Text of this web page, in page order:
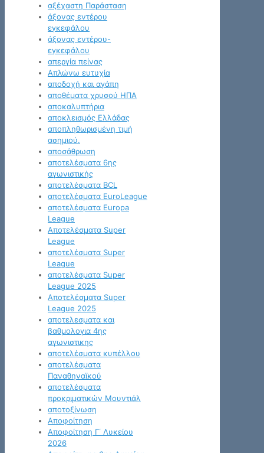
αξέχαστη Παράσταση
άξονας εντέρου
εγκεφάλου
άξονας εντέρου-
εγκεφάλου
απεργία πείνας
Απλώνω ευτυχία
αποδοχή και αγάπη
αποθέματα χρυσού ΗΠΑ
αποκαλυπτήρια
αποκλεισμός Ελλάδας
αποπληθωρισμένη τιμή
ασημιού.
αποσάθρωση
αποτελέσματα 6ης
αγωνιστικής
αποτελέσματα BCL
αποτελέσματα EuroLeague
αποτελέσματα Europa
League
Αποτελέσματα Super
League
αποτελέσματα Super
League
αποτελέσματα Super
League 2025
Αποτελέσματα Super
League 2025
αποτελεσματα και
βαθμολογια 4ης
αγωνιστικης
αποτελέσματα κυπέλλου
αποτελέσματα
Παναθηναϊκού
αποτελέσματα
προκριματικών Μουντιάλ
αποτοξίνωση
Αποφοίτηση
Αποφοίτηση Γ΄ Λυκείου
2026